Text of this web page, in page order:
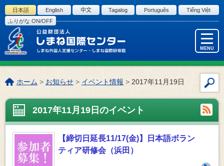
このページの本文へ
日本語 English 中文 Tagalog Português
Tiếng Việt
ふりがな ON/OFF
MENU
イ
ト
内
こ
の
ペ
ジ
ホーム> お知らせ> イベント情報 >2017年11月19日
2017年11月19日のイベント
【締切日延長11/17(金)】日本語ボラン
ティア研修会（浜田）